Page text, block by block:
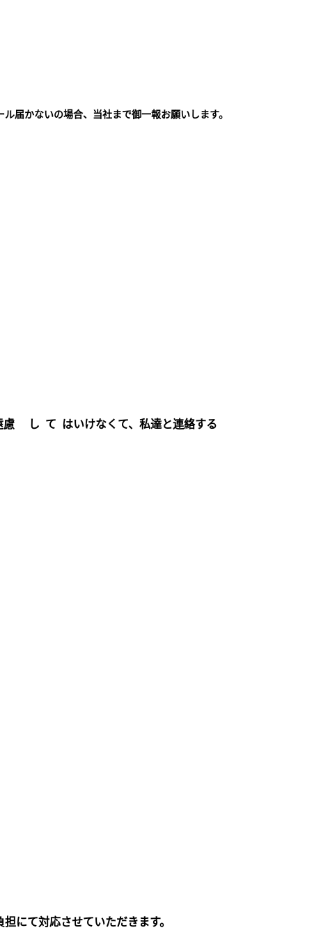
届かないの場合、当社まで御一報お願いします。
慮 し て はいけなくて、私達と連絡する
にて対応させていただきます。